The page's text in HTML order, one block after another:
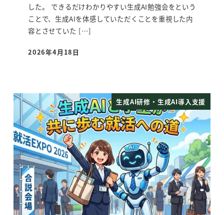
した。 できるだけわかりやすい生成AI勉強会をという
ことで、生成AIを体感していただくことを重視した内
容とさせていた […]
投稿日
2026年4月18日
生成AI研修・生成AI導入支援